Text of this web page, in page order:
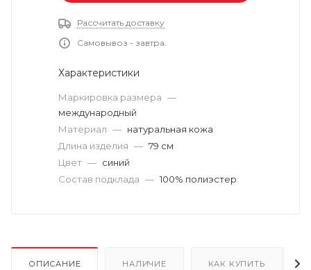
Рассчитать доставку
Самовывоз - завтра.
Характеристики
Маркировка размера —
международный
Материал — натуральная кожа
Длина изделия — 79 см
Цвет — синий
Состав подклада — 100% полиэстер
ОПИСАНИЕ НАЛИЧИЕ КАК КУПИТЬ